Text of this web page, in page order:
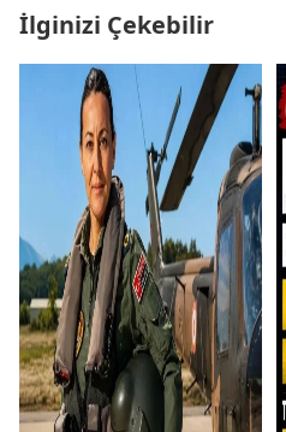
İlginizi Çekebilir